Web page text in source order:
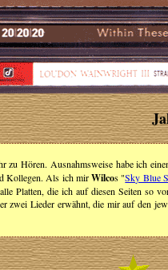
zu Hören. Ausnahmsweise habe ich
Kollegen. Als ich mirWilcos "Sky Blue
Platten, die ich auf diesen Seiten so
zwei Lieder erwähnt, die mir auf den